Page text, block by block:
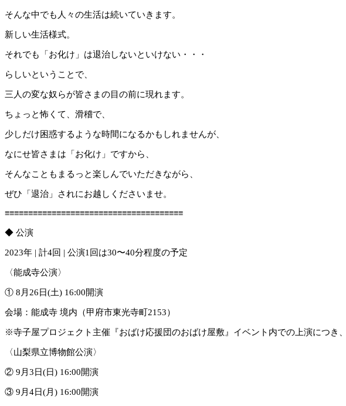
そんな中でも人々の生活は続いていきます。
新しい生活様式。
それでも「お化け」は退治しないといけない・・・
らしいということで、
三人の変な奴らが皆さまの目の前に現れます。
ちょっと怖くて、滑稽で、
少しだけ困惑するような時間になるかもしれませんが、
なにせ皆さまは「お化け」ですから、
そんなこともまるっと楽しんでいただきながら、
ぜひ「退治」されにお越しくださいませ。
≡≡≡≡≡≡≡≡≡≡≡≡≡≡≡≡≡≡≡≡≡≡≡≡≡≡≡≡≡≡≡≡≡≡≡≡≡≡
◆ 公演
2023年 | 計4回 | 公演1回は30〜40分程度の予定
〈能成寺公演〉
① 8月26日(土) 16:00開演
会場：能成寺 境内（甲府市東光寺町2153）
※寺子屋プロジェクト主催『おばけ応援団のおばけ屋敷』イベント内での上演につき
〈山梨県立博物館公演〉
② 9月3日(日) 16:00開演
③ 9月4日(月) 16:00開演